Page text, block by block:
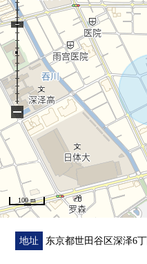
・天花板高度2.7m的开放
・会话能享用的开放式厨房
▼设备
・LDK部分地板暖气的
・在门口，人感觉感应器
・有智能快递柜
100 m
−
地址 东京都世田谷区深泽6丁